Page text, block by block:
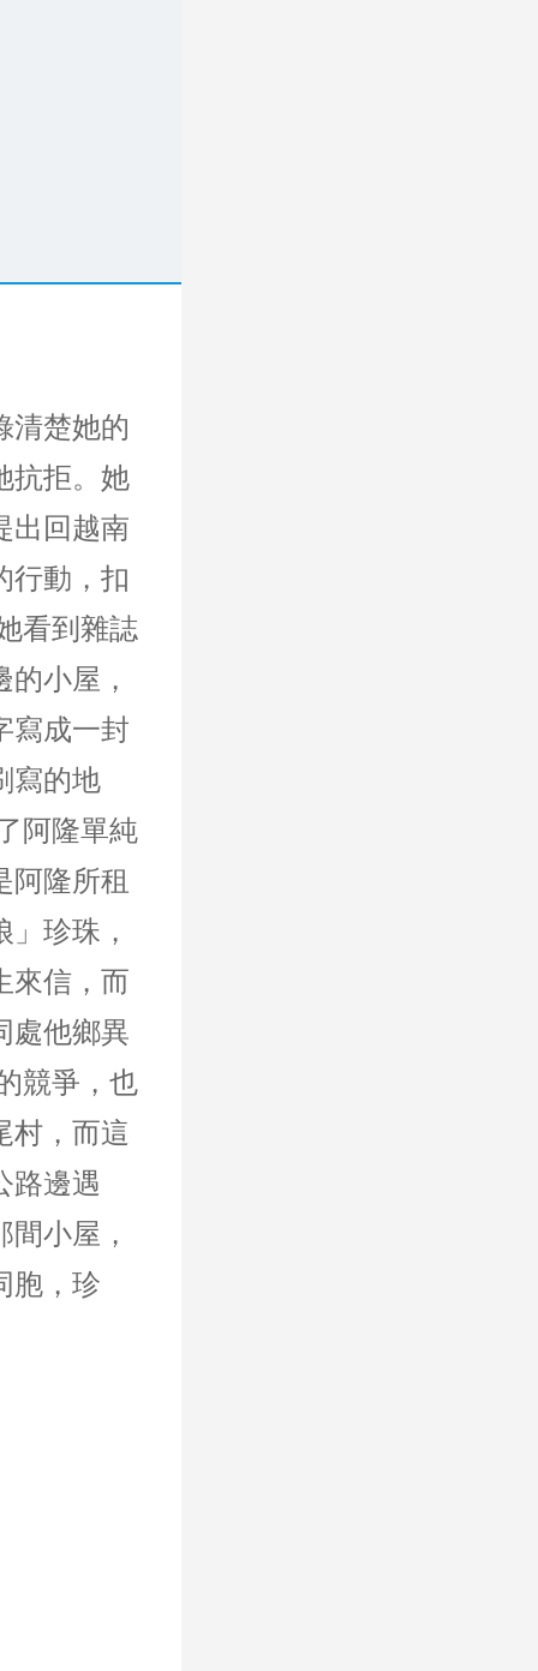
清楚她的
抗拒。她
出回越南
行動，扣
看到雜誌
小屋，
寫成一封
寫的地
阿隆單純
阿隆所租
珍珠，
來信，而
處他鄉異
競爭，也
村，而這
路邊遇
小屋，
胞，珍